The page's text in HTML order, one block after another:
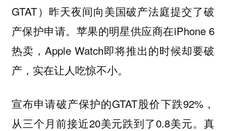
GTAT）昨天夜间向美国破产法庭提交了破
产保护申请。苹果的明星供应商在iPhone 6
热卖，Apple Watch即将推出的时候却要破
产，实在让人吃惊不小。
宣布申请破产保护的GTAT股价下跌92%，
从三个月前接近20美元跌到了0.8美元。真